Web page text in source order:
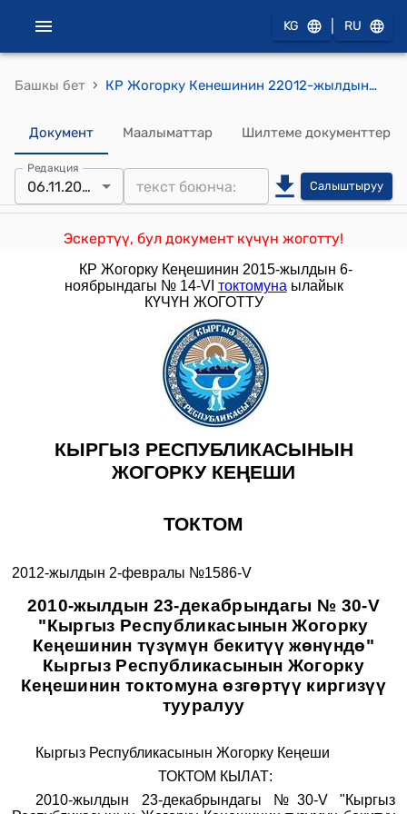
KG RU
Башкы бет › КР Жогорку Кенешинин 22012-жылдын 2-февралындагы № 1586-V "2010-жылдын 23-декабрындагы № 30-V "Кыргыз Республикасынын Жогорку Кеңешинин түзүмүн бекитүү жөнүндө" Кыргыз Республикасынын Жогорку Кеңешинин токтомуна өзгөртүү киргизүү тууралуу" токтому
Документ Маалыматтар Шилтеме документтер
Редакция
06.11.2015 Салыштыруу
Эскертүү, бул документ күчүн жоготту!